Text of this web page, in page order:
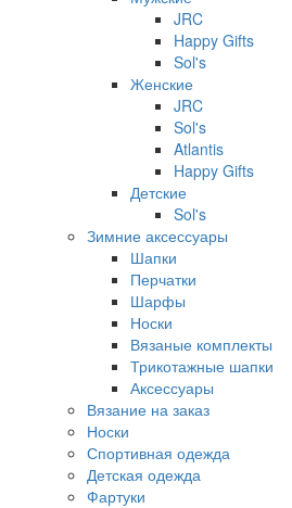
JRC
Happy Gifts
Sol's
Женские
JRC
Sol's
Atlantis
Happy Gifts
Детские
Sol's
Зимние аксессуары
Шапки
Перчатки
Шарфы
Носки
Вязаные комплекты
Трикотажные шапки
Аксессуары
Вязание на заказ
Носки
Спортивная одежда
Детская одежда
Фартуки